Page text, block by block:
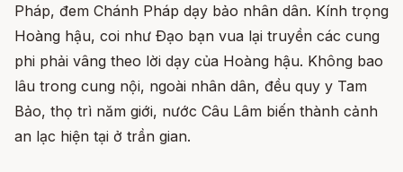
Pháp, đem Chánh Pháp dạy bảo nhân dân. Kính trọng
Hoàng hậu, coi như Ðạo bạn vua lại truyền các cung
phi phải vâng theo lời dạy của Hoàng hậu. Không bao
lâu trong cung nội, ngoài nhân dân, đều quy y Tam
Bảo, thọ trì năm giới, nước Câu Lâm biến thành cảnh
an lạc hiện tại ở trần gian.